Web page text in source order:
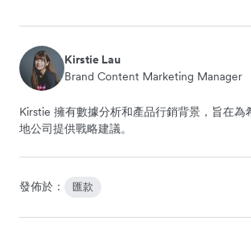
Kirstie Lau
Brand Content Marketing Manager
Kirstie 擁有數據分析和產品行銷背景，旨在為
地公司提供戰略建議。
發佈於： 匯款